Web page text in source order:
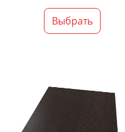
Выбрать